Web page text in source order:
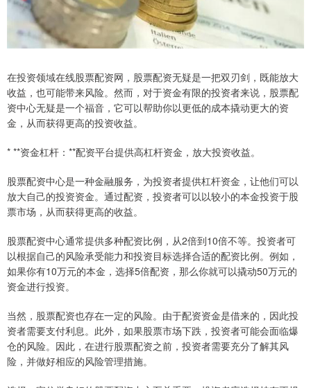
在投资领域在线股票配资网，股票配资无疑是一把双刃剑，既能放大
收益，也可能带来风险。然而，对于资金有限的投资者来说，股票配
资中心无疑是一个福音，它可以帮助你以更低的成本撬动更大的资
金，从而获得更高的投资收益。
* **资金杠杆：**配资平台提供高杠杆资金，放大投资收益。
股票配资中心是一种金融服务，为投资者提供杠杆资金，让他们可以
放大自己的投资资金。通过配资，投资者可以以较小的本金投资于股
票市场，从而获得更高的收益。
股票配资中心通常提供多种配资比例，从2倍到10倍不等。投资者可
以根据自己的风险承受能力和投资目标选择合适的配资比例。例如，
如果你有10万元的本金，选择5倍配资，那么你就可以撬动50万元的
资金进行投资。
当然，股票配资也存在一定的风险。由于配资资金是借来的，因此投
资者需要支付利息。此外，如果股票市场下跌，投资者可能会面临爆
仓的风险。因此，在进行股票配资之前，投资者需要充分了解其风
险，并做好相应的风险管理措施。